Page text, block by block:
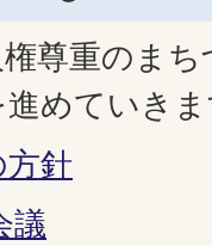
尊重のま
進めていき
針
議